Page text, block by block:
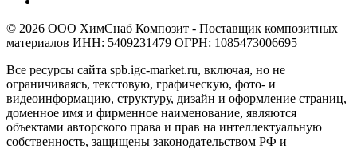
© 2026 ООО ХимСнаб Композит - Поставщик композитных
материалов ИНН: 5409231479 ОГРН: 1085473006695
Все ресурсы сайта spb.igc-market.ru, включая, но не
ограничиваясь, текстовую, графическую, фото- и
видеоинформацию, структуру, дизайн и оформление страниц,
доменное имя и фирменное наименование, являются
объектами авторского права и прав на интеллектуальную
собственность, защищены законодательством РФ и